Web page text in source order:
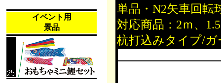
イベント用
景品
単品・N2矢車回
対応商品：2ｍ、
杭打込みタイプ/